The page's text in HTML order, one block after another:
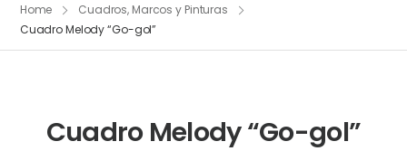
Home
Cuadros, Marcos y Pinturas
Cuadro Melody “Go-gol”
Cuadro Melody “Go-gol”